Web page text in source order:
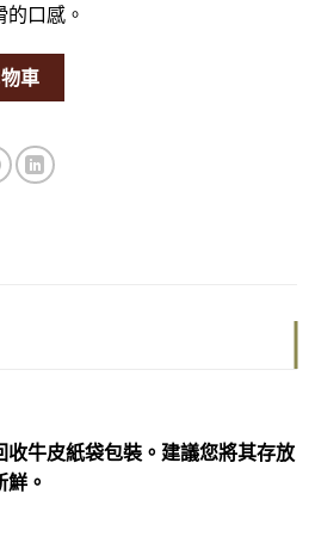
口感。
(By Weight)量
車
牛皮紙袋包裝。建議您將其存放
。